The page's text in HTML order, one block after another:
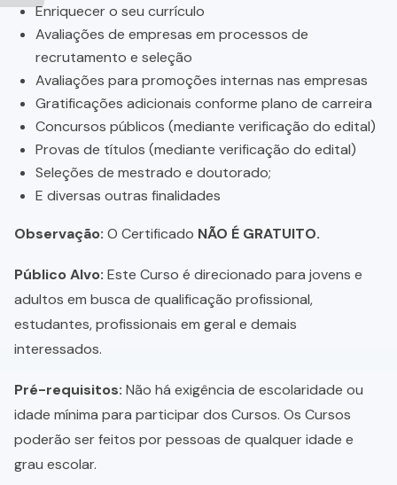
Enriquecer o seu currículo
Avaliações de empresas em processos de
recrutamento e seleção
Avaliações para promoções internas nas empresas
Gratificações adicionais conforme plano de carreira
Concursos públicos (mediante verificação do edital)
Provas de títulos (mediante verificação do edital)
Seleções de mestrado e doutorado;
E diversas outras finalidades
Observação: O Certificado NÃO É GRATUITO.
Público Alvo: Este Curso é direcionado para jovens e
adultos em busca de qualificação profissional,
estudantes, profissionais em geral e demais
interessados.
Pré-requisitos: Não há exigência de escolaridade ou
idade mínima para participar dos Cursos. Os Cursos
poderão ser feitos por pessoas de qualquer idade e
grau escolar.